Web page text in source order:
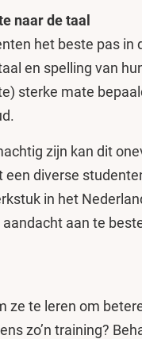
naar de taal
het beste pas
en spelling van
sterke mate
zijn kan dit
diverse
in het
aan te
ze te leren om
zo’n training?